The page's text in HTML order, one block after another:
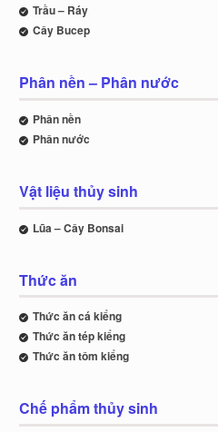
Trầu – Ráy
Cây Bucep
Phân nền – Phân nước
Phân nền
Phân nước
Vật liệu thủy sinh
Lũa – Cây Bonsai
Thức ăn
Thức ăn cá kiểng
Thức ăn tép kiểng
Thức ăn tôm kiểng
Chế phẩm thủy sinh